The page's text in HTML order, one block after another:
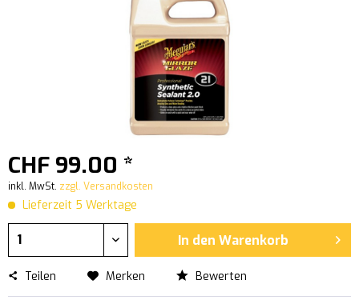
CHF 99.00 *
inkl. MwSt. zzgl. Versandkosten
Lieferzeit 5 Werktage
In den Warenkorb
Teilen Merken Bewerten